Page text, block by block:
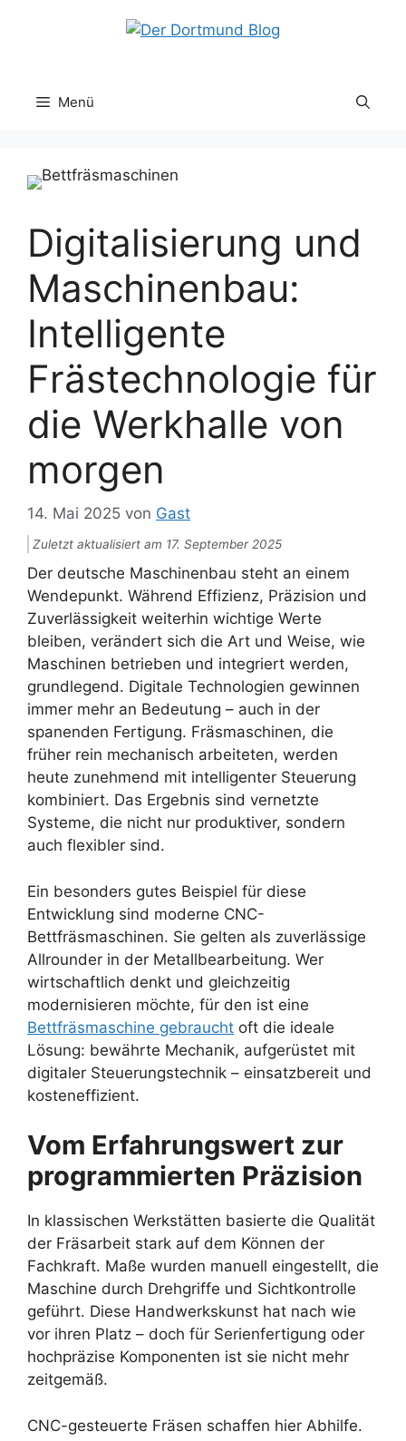
Menü
Digitalisierung und
Maschinenbau:
Intelligente
Frästechnologie für
die Werkhalle von
morgen
14. Mai 2025 von Gast
Zuletzt aktualisiert am 17. September 2025
Der deutsche Maschinenbau steht an einem
Wendepunkt. Während Effizienz, Präzision und
Zuverlässigkeit weiterhin wichtige Werte
bleiben, verändert sich die Art und Weise, wie
Maschinen betrieben und integriert werden,
grundlegend. Digitale Technologien gewinnen
immer mehr an Bedeutung – auch in der
spanenden Fertigung. Fräsmaschinen, die
früher rein mechanisch arbeiteten, werden
heute zunehmend mit intelligenter Steuerung
kombiniert. Das Ergebnis sind vernetzte
Systeme, die nicht nur produktiver, sondern
auch flexibler sind.
Ein besonders gutes Beispiel für diese
Entwicklung sind moderne CNC-
Bettfräsmaschinen. Sie gelten als zuverlässige
Allrounder in der Metallbearbeitung. Wer
wirtschaftlich denkt und gleichzeitig
modernisieren möchte, für den ist eine
Bettfräsmaschine gebraucht oft die ideale
Lösung: bewährte Mechanik, aufgerüstet mit
digitaler Steuerungstechnik – einsatzbereit und
kosteneffizient.
Vom Erfahrungswert zur
programmierten Präzision
In klassischen Werkstätten basierte die Qualität
der Fräsarbeit stark auf dem Können der
Fachkraft. Maße wurden manuell eingestellt, die
Maschine durch Drehgriffe und Sichtkontrolle
geführt. Diese Handwerkskunst hat nach wie
vor ihren Platz – doch für Serienfertigung oder
hochpräzise Komponenten ist sie nicht mehr
zeitgemäß.
CNC-gesteuerte Fräsen schaffen hier Abhilfe.